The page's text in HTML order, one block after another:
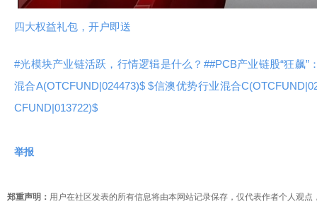
四大权益礼包，开户即送
#光模块产业链活跃，行情逻辑是什么？##PCB产业链股“狂飙”
混合A(OTCFUND|024473)$$信澳优势行业混合
CFUND|013722)$
举报
郑重声明： 用户在社区发表的所有信息将由本网站记录保存，仅代表作者个人观